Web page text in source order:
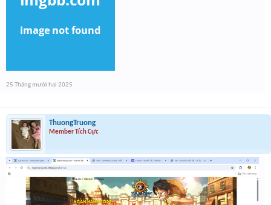
25 Tháng mười hai 2025
ThuongTruong
Member Tích Cực